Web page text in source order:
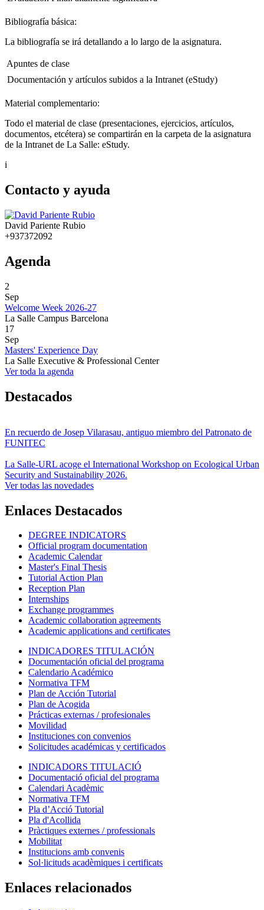
Bibliografía básica:
La bibliografía se irá detallando a lo largo de la asignatura.
 Apuntes de clase
 Documentación y artículos subidos a la Intranet (eStudy)
Material complementario:
Todo el material de clase (presentaciones, ejercicios, artículos,
documentos, etcétera) se compartirán en la carpeta de la asignatura
de la Intranet de La Salle: eStudy.
i
Contacto y ayuda
David Pariente Rubio
+937372092
Agenda
2
Sep
Welcome Week 2026-27
La Salle Campus Barcelona
17
Sep
Masters' Experience Day
La Salle Executive & Professional Center
Ver toda la agenda
Destacados
En recuerdo de Josep Vilarasau, antiguo miembro del Patronato de
FUNITEC
La Salle-URL acoge el International Workshop on Ecological Urban
Security and Sustainability 2026.
Ver todas las novedades
Enlaces Destacados
DEGREE INDICATORS
Official program documentation
Academic Calendar
Master's Final Thesis
Tutorial Action Plan
Reception Plan
Internships
Exchange programmes
Academic collaboration agreements
Academic applications and certificates
INDICADORES TITULACIÓN
Documentación oficial del programa
Calendario Académico
Normativa TFM
Plan de Acción Tutorial
Plan de Acogida
Prácticas externas / profesionales
Movilidad
Instituciones con convenios
Solicitudes académicas y certificados
INDICADORS TITULACIÓ
Documentació oficial del programa
Calendari Acadèmic
Normativa TFM
Pla d’Acció Tutorial
Pla d'Acollida
Pràctiques externes / professionals
Mobilitat
Institucions amb convenis
Sol·licituds acadèmiques i certificats
Enlaces relacionados